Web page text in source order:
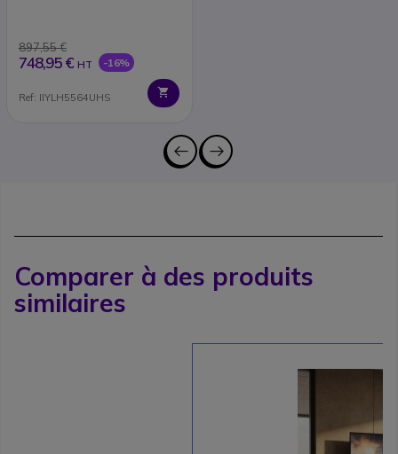
897,55 €
748,95 € HT -16%
Ref: IIYLH5564UHS
Comparer à des produits
similaires